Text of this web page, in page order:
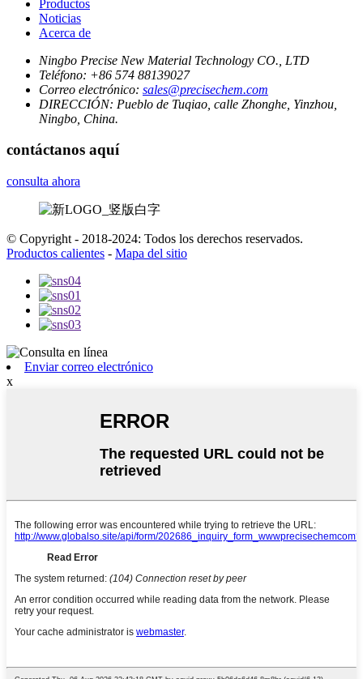
Productos
Noticias
Acerca de
Ningbo Precise New Material Technology CO., LTD
Teléfono: +86 574 88139027
Correo electrónico: sales@precisechem.com
DIRECCIÓN: Pueblo de Tuqiao, calle Zhonghe, Yinzhou,
Ningbo, China.
contáctanos aquí
consulta ahora
© Copyright - 2018-2024: Todos los derechos reservados.
Productos calientes - Mapa del sitio
Enviar correo electrónico
x